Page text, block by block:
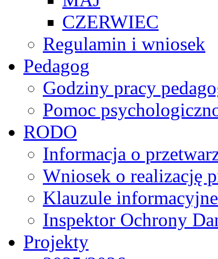
CZERWIEC
Regulamin i wniosek
Pedagog
Godziny pracy
Pomoc
RODO
Informacja o
Wniosek o realizację
Klauzule informacyjne
Inspektor Ochrony
Projekty